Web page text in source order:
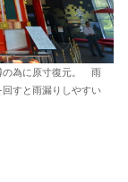
の為に原寸復元。 雨
すと雨漏りしやすい